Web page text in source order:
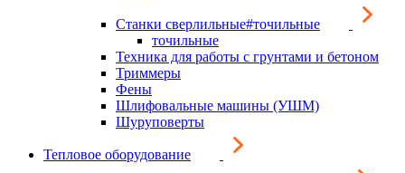
Станки сверлильные#точильные
точильные
Техника для работы с грунтами и бетоном
Триммеры
Фены
Шлифовальные машины (УШМ)
Шуруповерты
Тепловое оборудование